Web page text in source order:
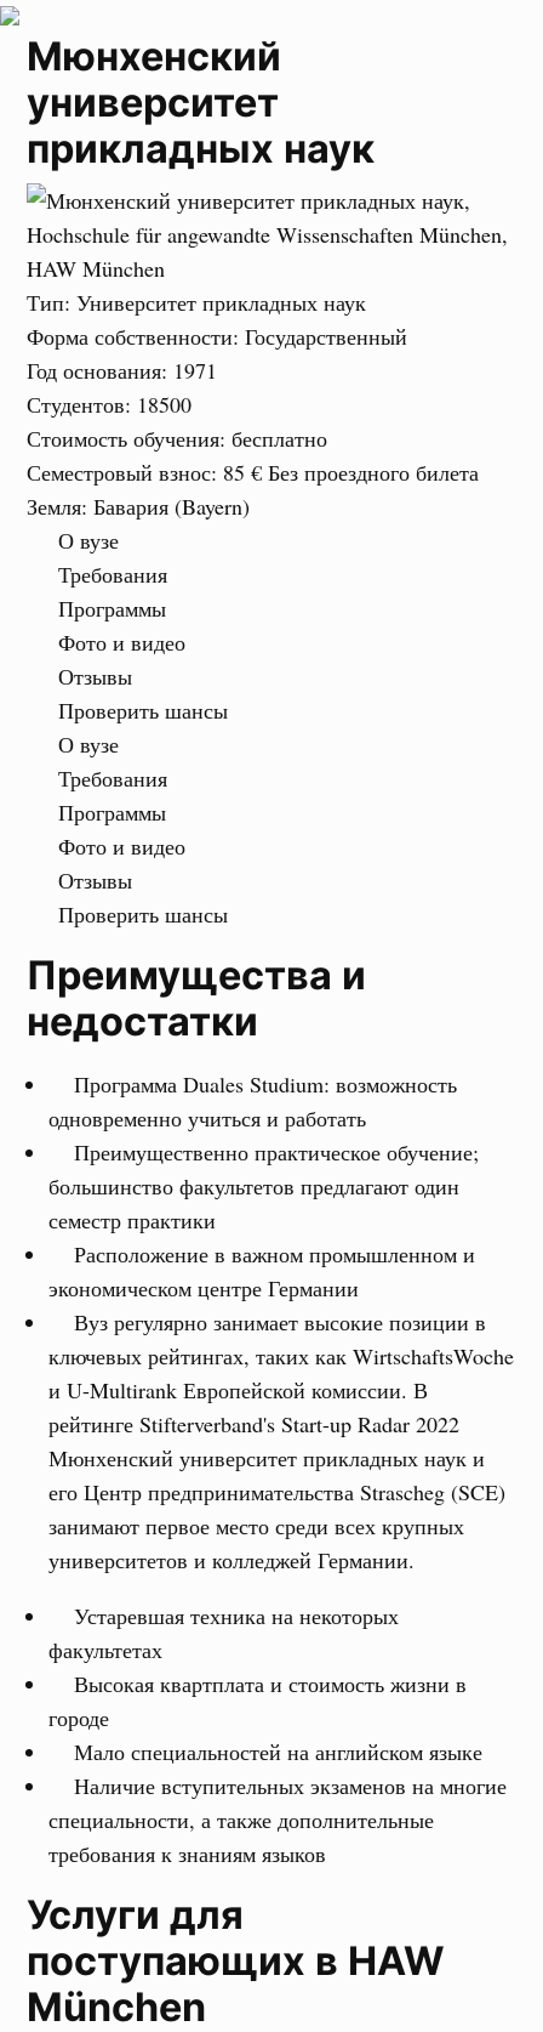
Мюнхенский
университет
прикладных наук
Тип: Университет прикладных наук
Форма собственности: Государственный
Год основания: 1971
Студентов: 18500
Стоимость обучения: бесплатно
Семестровый взнос: 85 € Без проездного билета
Земля: Бавария (Bayern)
О вузе
Требования
Программы
Фото и видео
Отзывы
Проверить шансы
О вузе
Требования
Программы
Фото и видео
Отзывы
Проверить шансы
Преимущества и
недостатки
Программа Duales Studium: возможность
одновременно учиться и работать
Преимущественно практическое обучение;
большинство факультетов предлагают один
семестр практики
Расположение в важном промышленном и
экономическом центре Германии
Вуз регулярно занимает высокие позиции в
ключевых рейтингах, таких как WirtschaftsWoche
и U-Multirank Европейской комиссии. В
рейтинге Stifterverband's Start-up Radar 2022
Мюнхенский университет прикладных наук и
его Центр предпринимательства Strascheg (SCE)
занимают первое место среди всех крупных
университетов и колледжей Германии.
Устаревшая техника на некоторых
факультетах
Высокая квартплата и стоимость жизни в
городе
Мало специальностей на английском языке
Наличие вступительных экзаменов на многие
специальности, а также дополнительные
требования к знаниям языков
Услуги для
поступающих в HAW
München